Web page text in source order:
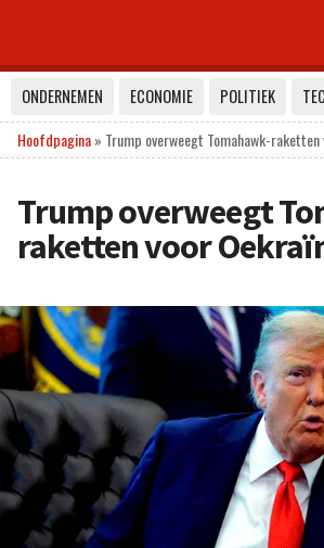
ONDERNEMEN ECONOMIE POLITIEK
Hoofdpagina» Trump overweegt Tomahawk-
Trump overweegt
raketten voor